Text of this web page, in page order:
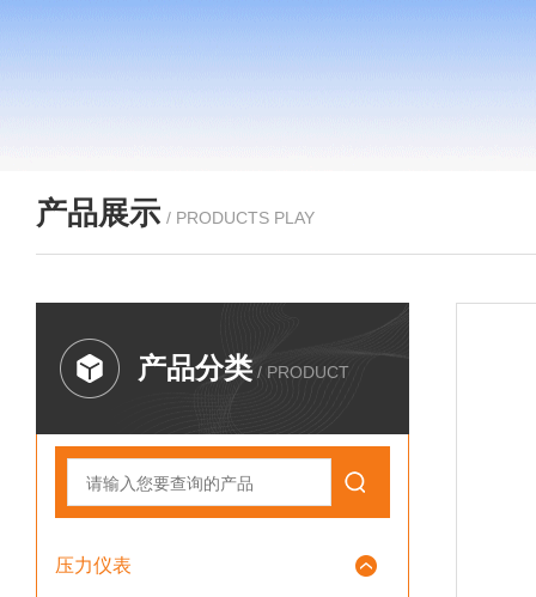
产品展示 / PRODUCTS PLAY
产品分类 / PRODUCT
压力仪表